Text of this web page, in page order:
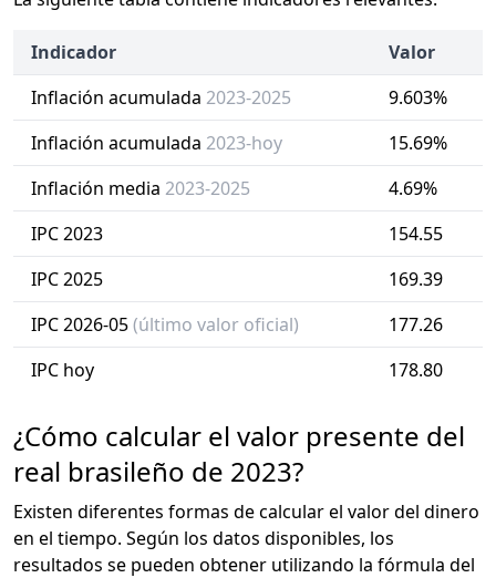
Indicador
Valor
Inflación acumulada 2023-2025
9.603%
Inflación acumulada 2023-hoy
15.69%
Inflación media 2023-2025
4.69%
IPC 2023
154.55
IPC 2025
169.39
IPC 2026-05(último valor oficial)
177.26
IPC hoy
178.80
¿Cómo calcular el valor presente del
real brasileño de 2023?
Existen diferentes formas de calcular el valor del dinero
en el tiempo. Según los datos disponibles, los
resultados se pueden obtener utilizando la fórmula del